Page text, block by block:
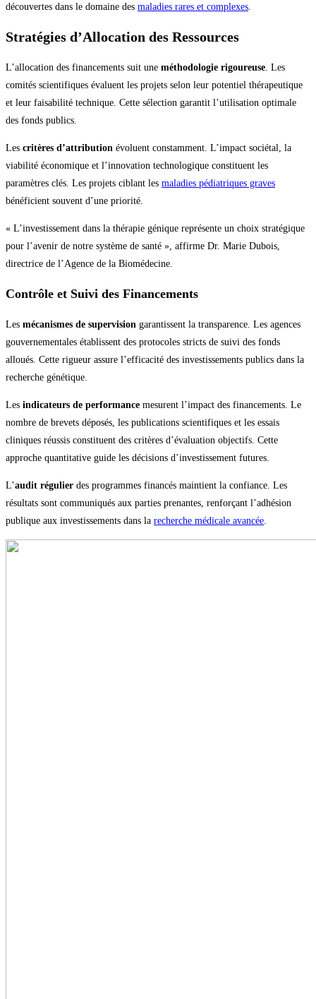
découvertes dans le domaine des maladies rares et complexes
Stratégies d’Allocation des Ressources
L’allocation des financements suit une méthodologie rigoureuse . Les
comités scientifiques évaluent les projets selon leur potentiel thérapeutique
et leur faisabilité technique. Cette sélection garantit l’utilisation optimale
des fonds publics.
Les critères d’attribution évoluent constamment. L’impact sociétal, la
viabilité économique et l’innovation technologique constituent les
paramètres clés. Les projets ciblant les maladies pédiatriques graves
bénéficient souvent d’une priorité.
« L’investissement dans la thérapie génique représente un choix stratégique
pour l’avenir de notre système de santé », affirme Dr. Marie Dubois,
directrice de l’Agence de la Biomédecine.
Contrôle et Suivi des Financements
Les mécanismes de supervision garantissent la transparence. Les agences
gouvernementales établissent des protocoles stricts de suivi des fonds
alloués. Cette rigueur assure l’efficacité des investissements publics dans la
recherche génétique.
Les indicateurs de performance mesurent l’impact des financements. Le
nombre de brevets déposés, les publications scientifiques et les essais
cliniques réussis constituent des critères d’évaluation objectifs. Cette
approche quantitative guide les décisions d’investissement futures.
L’audit régulier des programmes financés maintient la confiance. Les
résultats sont communiqués aux parties prenantes, renforçant l’adhésion
publique aux investissements dans la recherche médicale avancée